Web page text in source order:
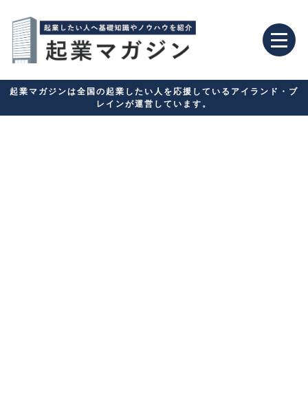
起業マガジンは全国の起業したい人を応援しているアイランド・ブ
レインが運営しています。